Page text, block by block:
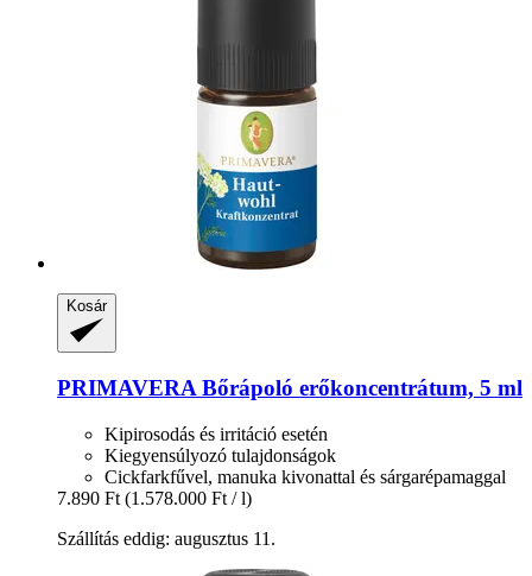
Kosár
PRIMAVERA Bőrápoló erőkoncentrátum, 5 ml
Kipirosodás és irritáció esetén
Kiegyensúlyozó tulajdonságok
Cickfarkfűvel, manuka kivonattal és sárgarépamaggal
7.890 Ft (1.578.000 Ft / l)
Szállítás eddig: augusztus 11.